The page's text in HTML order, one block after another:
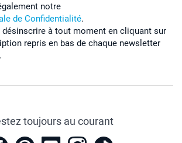
notre
de Confidentialité.
désinscrire à tout moment en cliquant sur
repris en bas de chaque newsletter
toujours au courant